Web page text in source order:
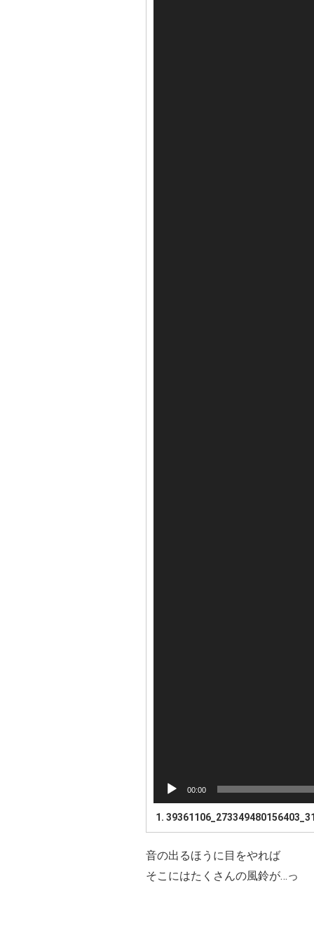
00:00
1.
音の出るほうに目をやれば
そこにはたくさんの風鈴が…っ